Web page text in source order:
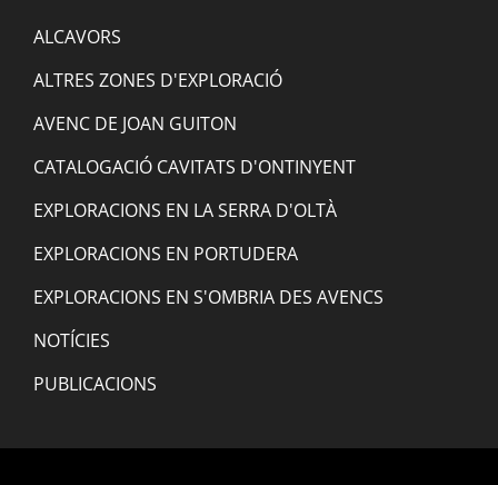
ALCAVORS
ALTRES ZONES D'EXPLORACIÓ
AVENC DE JOAN GUITON
CATALOGACIÓ CAVITATS D'ONTINYENT
EXPLORACIONS EN LA SERRA D'OLTÀ
EXPLORACIONS EN PORTUDERA
EXPLORACIONS EN S'OMBRIA DES AVENCS
NOTÍCIES
PUBLICACIONS